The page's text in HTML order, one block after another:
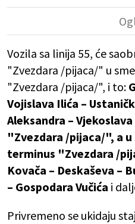
Vozila sa linija 55, će
"Zvezdara /pijaca/" u
"Zvezdara /pijaca/", i to:
Vojislava Ilića –
Aleksandra –
"Zvezdara /pijaca/", a u
terminus "Zvezdara /
Kovača – Deskaševa –
– Gospodara Vučića i
Privremeno se ukidaju